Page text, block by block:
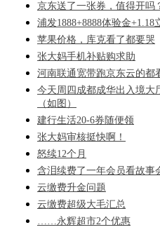
京东送了一张券，值得开吗
浦发1888+8888体验金+1.18
苹果价格，库克看了都要哭
张大妈手机补贴购求助
河南联通宽带跑京东云的都
今天周四成都成华出入境大
（如图）
建行生活20-6券随便领
张大妈审核挺快啊！
怒续12个月
含泪续费了一年会员看故事
云缴费升金问题
云缴费超级大毛汇总
……永辉超市2个优惠